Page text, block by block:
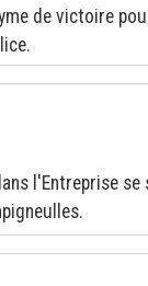
de victoire
l'Entreprise se